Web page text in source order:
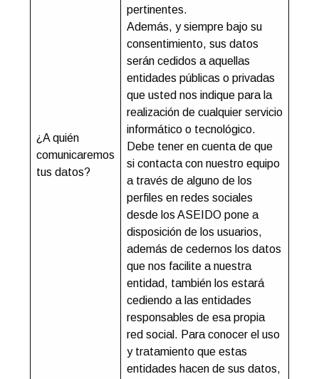
¿A quién
comunicaremos
tus datos?
pertinentes.
Además, y siempre bajo su
consentimiento, sus datos
serán cedidos a aquellas
entidades públicas o privadas
que usted nos indique para la
realización de cualquier servicio
informático o tecnológico.
Debe tener en cuenta de que
si contacta con nuestro equipo
a través de alguno de los
perfiles en redes sociales
desde los ASEIDO pone a
disposición de los usuarios,
además de cedernos los datos
que nos facilite a nuestra
entidad, también los estará
cediendo a las entidades
responsables de esa propia
red social. Para conocer el uso
y tratamiento que estas
entidades hacen de sus datos,